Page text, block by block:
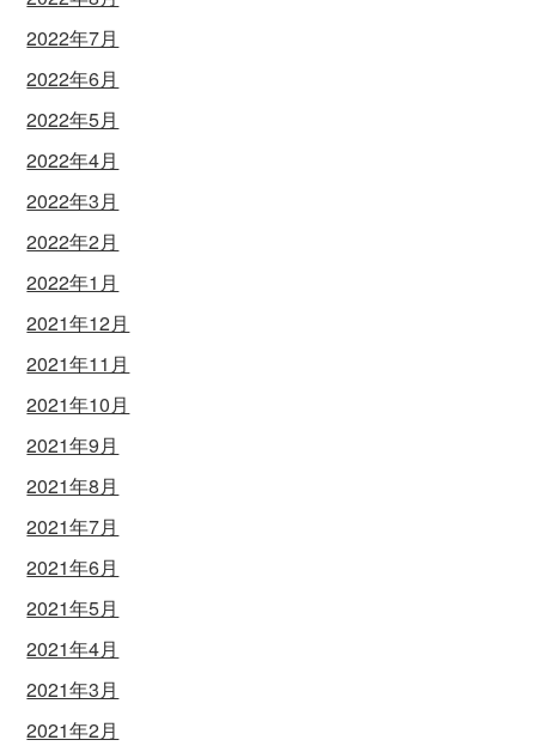
2022年7月
2022年6月
2022年5月
2022年4月
2022年3月
2022年2月
2022年1月
2021年12月
2021年11月
2021年10月
2021年9月
2021年8月
2021年7月
2021年6月
2021年5月
2021年4月
2021年3月
2021年2月